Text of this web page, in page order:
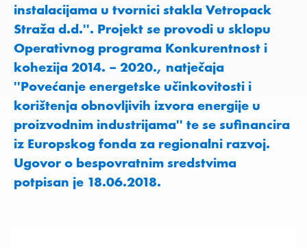
instalacijama u tvornici stakla Vetropack
Straža d.d.''. Projekt se provodi u sklopu
Operativnog programa Konkurentnost i
kohezija 2014. – 2020., natječaja
''Povećanje energetske učinkovitosti i
korištenja obnovljivih izvora energije u
proizvodnim industrijama'' te se sufinancira
iz Europskog fonda za regionalni razvoj.
Ugovor o bespovratnim sredstvima
potpisan je 18.06.2018.